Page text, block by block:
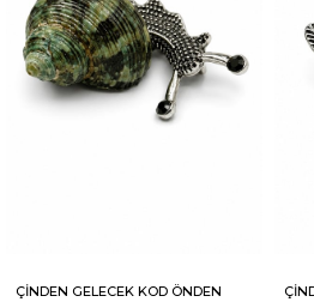
ÇİNDEN GELECEK KOD ÖNDEN